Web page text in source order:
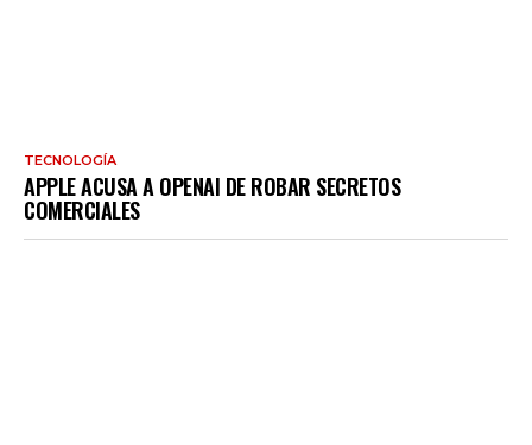
TECNOLOGÍA
APPLE ACUSA A OPENAI DE ROBAR SECRETOS
COMERCIALES